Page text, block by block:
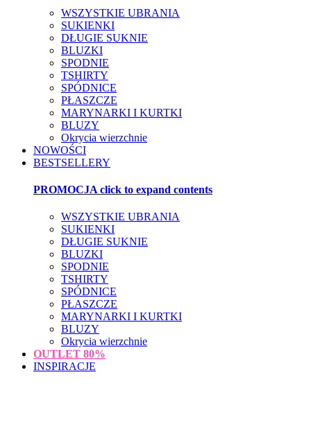
WSZYSTKIE UBRANIA
SUKIENKI
DŁUGIE SUKNIE
BLUZKI
SPODNIE
TSHIRTY
SPÓDNICE
PŁASZCZE
MARYNARKI I KURTKI
BLUZY
Okrycia wierzchnie
NOWOŚCI
BESTSELLERY
PROMOCJA click to expand contents
WSZYSTKIE UBRANIA
SUKIENKI
DŁUGIE SUKNIE
BLUZKI
SPODNIE
TSHIRTY
SPÓDNICE
PŁASZCZE
MARYNARKI I KURTKI
BLUZY
Okrycia wierzchnie
OUTLET 80%
INSPIRACJE